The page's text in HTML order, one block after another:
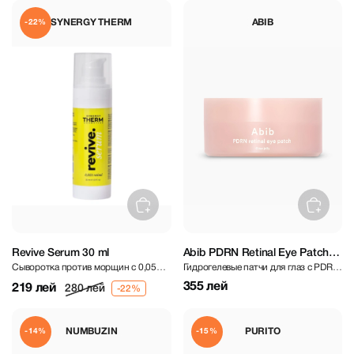
SYNERGY THERM
-22%
Revive Serum 30 ml
Сыворотка против морщин с 0,05%
219 лей 280 лей
ABIB
Abib PDRN Retinal Eye Patch
Glow Jelly 60 pcs
Гидрогелевые патчи для глаз с PDRN
и ретиналем
355 лей
NUMBUZIN
-14% PURITO
-15%